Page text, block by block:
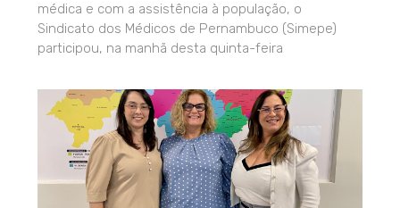
médica e com a assistência à população, o
Sindicato dos Médicos de Pernambuco (Simepe)
participou, na manhã desta quinta-feira